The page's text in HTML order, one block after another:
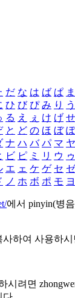
だ な は ば ぱ ま
ひ び ぴ み り う
る え ぇ け げ せ
と ど の ほ ぼ ぽ
ナ ハ バ パ マ ヤ
ビ ピ ミ リ ウ ゥ
エ ェ ケ ゲ セ ゼ
ノ ホ ボ ポ モ ヨ
에서 pinyin(병
하여 사용하
시려면